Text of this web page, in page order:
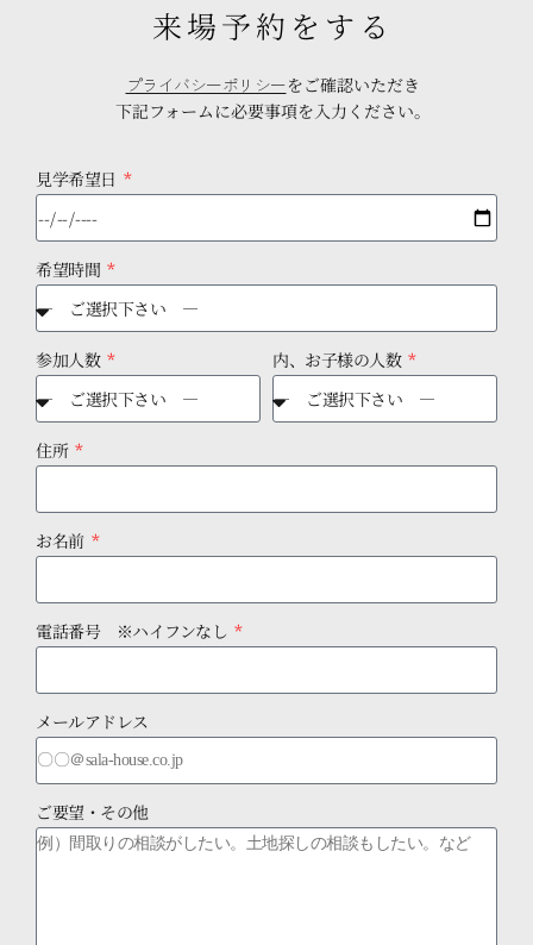
来場予約をする
プライバシーポリシーをご確認いただき
下記フォームに必要事項を入力ください。
見学希望日
希望時間
参加人数 内、お子様の人数
住所
お名前
電話番号 ※ハイフンなし
メールアドレス
ご要望・その他